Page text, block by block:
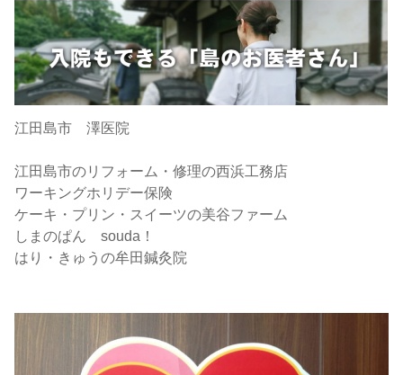
江田島市 澤医院
江田島市のリフォーム・修理の西浜工務店
ワーキングホリデー保険
ケーキ・プリン・スイーツの美谷ファーム
しまのぱん souda！
はり・きゅうの牟田鍼灸院